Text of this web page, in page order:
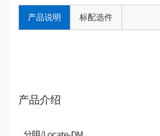
产品说明 标配选件
产品介绍